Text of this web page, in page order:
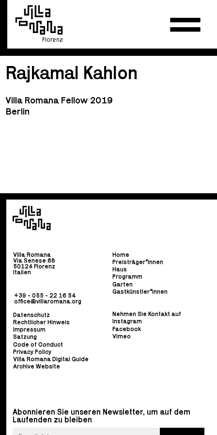
Florenz
Rajkamal Kahlon
Villa Romana Fellow 2019
Berlin
Villa Romana
Via Senese 68
50124 Florenz
Italien
+39 - 055 - 22 16 54
office@villaromana.org
Home
Preisträger*innen
Haus
Programm
Garten
Gastkünstler*innen
Datenschutz
Rechtlicher Hinweis
Impressum
Satzung
Code of Conduct
Privacy Policy
Villa Romana Digital Guide
Archive Website
Nehmen Sie Kontakt auf
Instagram
Facebook
Vimeo
Abonnieren Sie unseren Newsletter, um auf dem
Laufenden zu bleiben